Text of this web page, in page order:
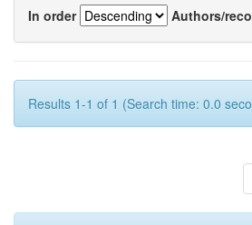
In order
Authors/
Results 1-1 of 1 (Search time: 0.0